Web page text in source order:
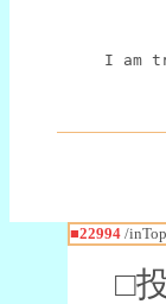
I am
■22994/
□